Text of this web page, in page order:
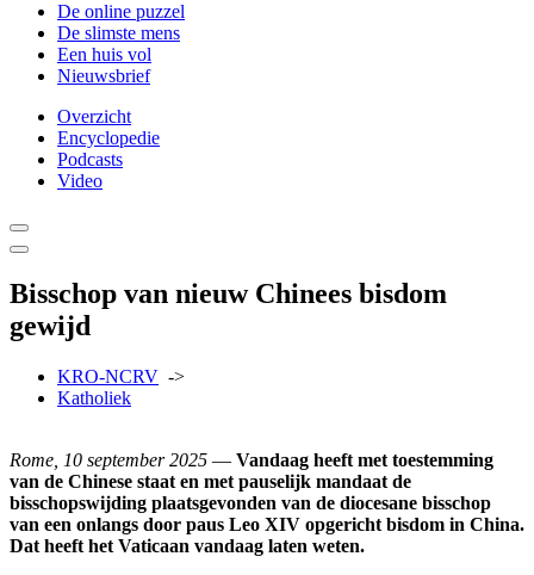
De online puzzel
De slimste mens
Een huis vol
Nieuwsbrief
Overzicht
Encyclopedie
Podcasts
Video
Bisschop van nieuw Chinees bisdom
gewijd
KRO-NCRV ->
Katholiek
Rome, 10 september 2025 — Vandaag heeft met toestemming
van de Chinese staat en met pauselijk mandaat de
bisschopswijding plaatsgevonden van de diocesane bisschop
van een onlangs door paus Leo XIV opgericht bisdom in China.
Dat heeft het Vaticaan vandaag laten weten.